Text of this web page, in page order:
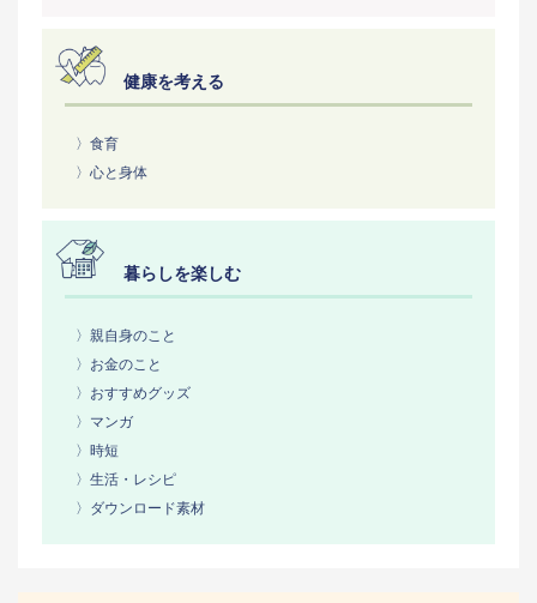
健康を考える
〉食育
〉心と身体
暮らしを楽しむ
〉親自身のこと
〉お金のこと
〉おすすめグッズ
〉マンガ
〉時短
〉生活・レシピ
〉ダウンロード素材